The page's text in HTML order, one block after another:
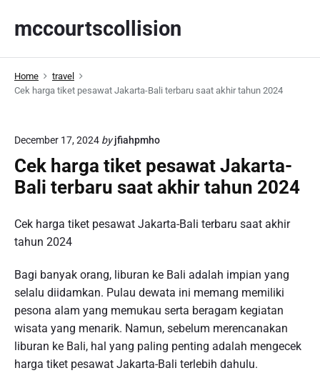
p
mccourtscollision
Home
travel
Cek harga tiket pesawat Jakarta-Bali terbaru saat akhir tahun 2024
December 17, 2024 by jfiahpmho
Cek harga tiket pesawat Jakarta-
Bali terbaru saat akhir tahun 2024
Cek harga tiket pesawat Jakarta-Bali terbaru saat akhir
tahun 2024
Bagi banyak orang, liburan ke Bali adalah impian yang
selalu diidamkan. Pulau dewata ini memang memiliki
pesona alam yang memukau serta beragam kegiatan
wisata yang menarik. Namun, sebelum merencanakan
liburan ke Bali, hal yang paling penting adalah mengecek
harga tiket pesawat Jakarta-Bali terlebih dahulu.